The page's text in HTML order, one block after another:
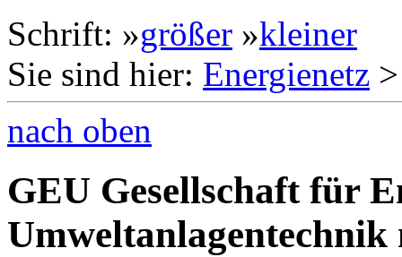
Schrift: »größer »kleiner
Sie sind hier: Energienetz
nach oben
GEU Gesellschaft für
Umweltanlagentechnik